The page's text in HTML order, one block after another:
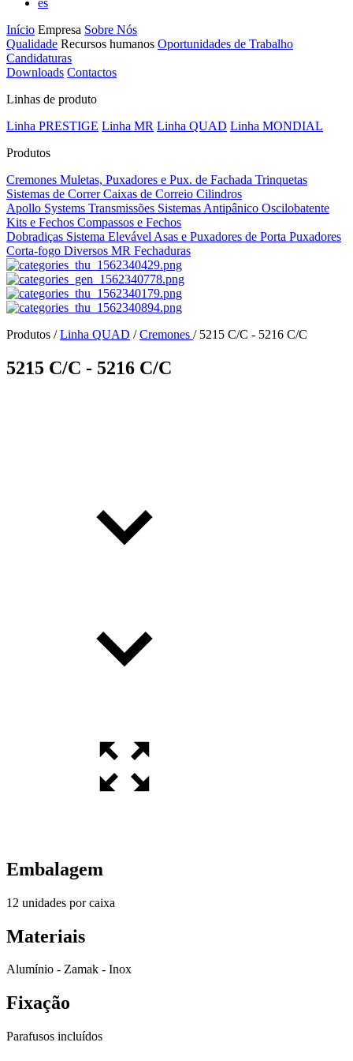
es
Início Empresa Sobre Nós
Qualidade Recursos humanos Oportunidades de Trabalho
Candidaturas
Downloads Contactos
Linhas de produto
Linha PRESTIGE Linha MR Linha QUAD Linha MONDIAL
Produtos
Cremones Muletas, Puxadores e Pux. de Fachada Trinquetas
Sistemas de CorrerCaixas de Correio Cilindros
Apollo Systems Transmissões Sistemas Antipânico Oscilobatente
Kits e Fechos Compassos e Fechos
Dobradiças Sistema Elevável Asas e Puxadores de Porta Puxadores
Corta-fogo Diversos MR Fechaduras
Produtos /Linha QUAD /Cremones / 5215 C/C - 5216 C/C
5215 C/C - 5216 C/C
Embalagem
12 unidades por caixa
Materiais
Alumínio - Zamak - Inox
Fixação
Parafusos incluídos